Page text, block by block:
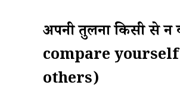
अपनी तुलना किसी से
compare
others)